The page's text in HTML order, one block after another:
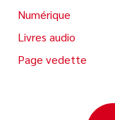
Numérique
Livres audio
Page vedette